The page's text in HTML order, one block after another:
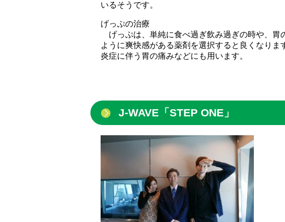
いるそうです。
げっぷの治療
げっぷは、単純に食べ過ぎ飲み過ぎの時や、胃
ように爽快感がある薬剤を選択すると良くなりま
炎症に伴う胃の痛みなどにも用います。
J-WAVE「STEP ONE」